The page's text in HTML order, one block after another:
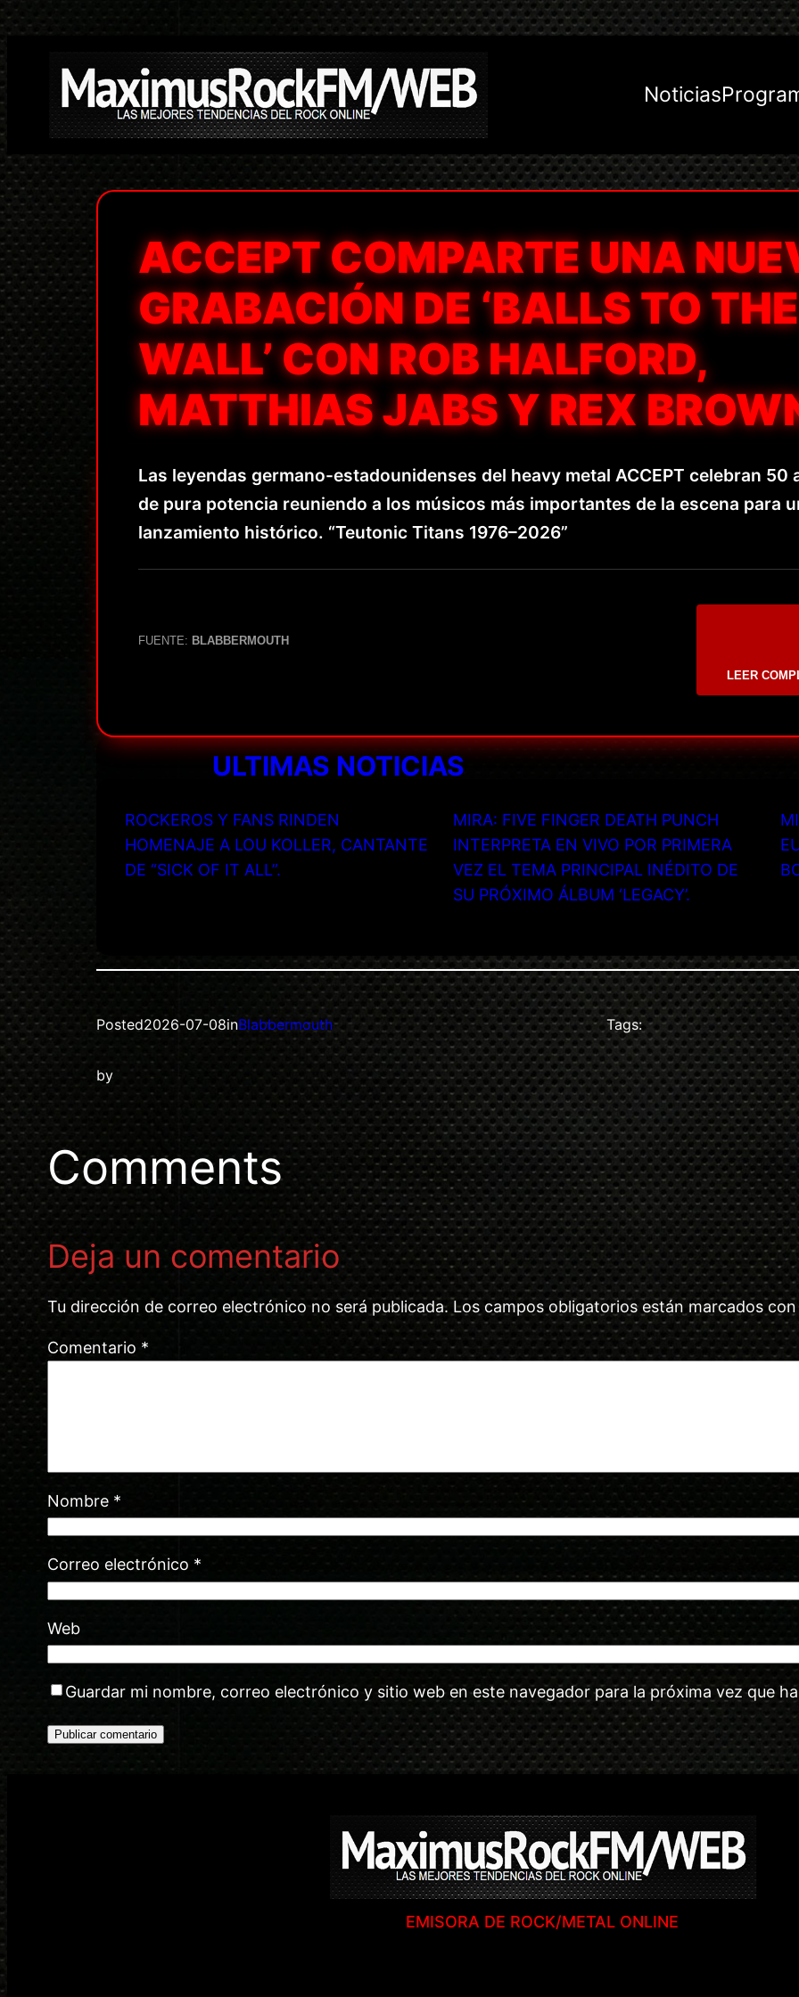
Saltar
contenido
Noticias
ACCEPT COMPARTE UNA
GRABACIÓN DE ‘BALLS TO THE
WALL’ CON ROB HALFORD,
MATTHIAS JABS Y REX
Las leyendas germano-estadounidenses del heavy metal ACCEPT celebran 50
de pura potencia reuniendo a los músicos más importantes de la escena para
lanzamiento histórico. “Teutonic Titans 1976–2026”
FUENTE: BLABBERMOUTH
LEER
ULTIMAS NOTICIAS
ROCKEROS Y FANS RINDEN
HOMENAJE A LOU KOLLER, CANTANTE
DE “SICK OF IT ALL”.
MIRA: FIVE FINGER DEATH PUNCH
INTERPRETA EN VIVO POR PRIMERA
VEZ EL TEMA PRINCIPAL INÉDITO DE
SU PRÓXIMO ÁLBUM ‘LEGACY’.
Posted2026-07-08inBlabbermouth
by
Tags:
Comments
Deja un comentario
Tu dirección de correo electrónico no será publicada. Los campos obligatorios están marcados
Comentario *
Nombre *
Correo electrónico *
Web
Guardar mi nombre, correo electrónico y sitio web en este navegador para la próxima vez que
EMISORA DE ROCK/METAL ONLINE